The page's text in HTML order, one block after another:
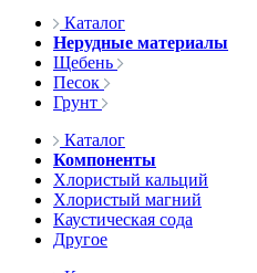
Каталог
Нерудные материалы
Щебень
Песок
Грунт
Каталог
Компоненты
Хлористый кальций
Хлористый магний
Каустическая сода
Другое